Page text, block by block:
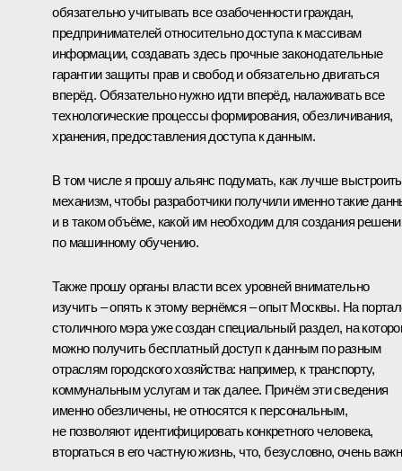
обязательно учитывать все озабоченности граждан,
предпринимателей относительно доступа к массивам
информации, создавать здесь прочные законодательные
гарантии защиты прав и свобод и обязательно двигаться
вперёд. Обязательно нужно идти вперёд, налаживать все
технологические процессы формирования, обезличивания,
хранения, предоставления доступа к данным.
В том числе я прошу альянс подумать, как лучше выстроить
механизм, чтобы разработчики получили именно такие
и в таком объёме, какой им необходим для создания
по машинному обучению.
Также прошу органы власти всех уровней внимательно
изучить – опять к этому вернёмся – опыт Москвы. На
столичного мэра уже создан специальный раздел, на
можно получить бесплатный доступ к данным по разным
отраслям городского хозяйства: например, к транспорту,
коммунальным услугам и так далее. Причём эти сведения
именно обезличены, не относятся к персональным,
не позволяют идентифицировать конкретного человека,
вторгаться в его частную жизнь, что, безусловно, очень